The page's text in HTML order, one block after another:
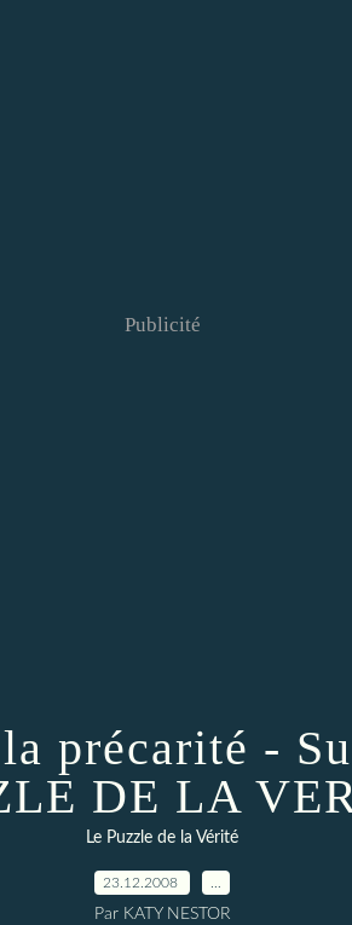
Publicité
précarité -
DE LA
Le Puzzle de la Vérité
23.12.2008
Par KATY NESTOR